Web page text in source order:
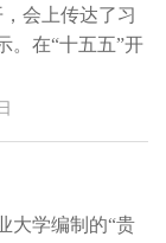
会上传达了习
。在“十五五”开
大学编制的“贵